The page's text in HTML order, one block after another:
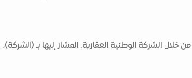
الشركة الوطنية العقارية، المشار إليها بـ